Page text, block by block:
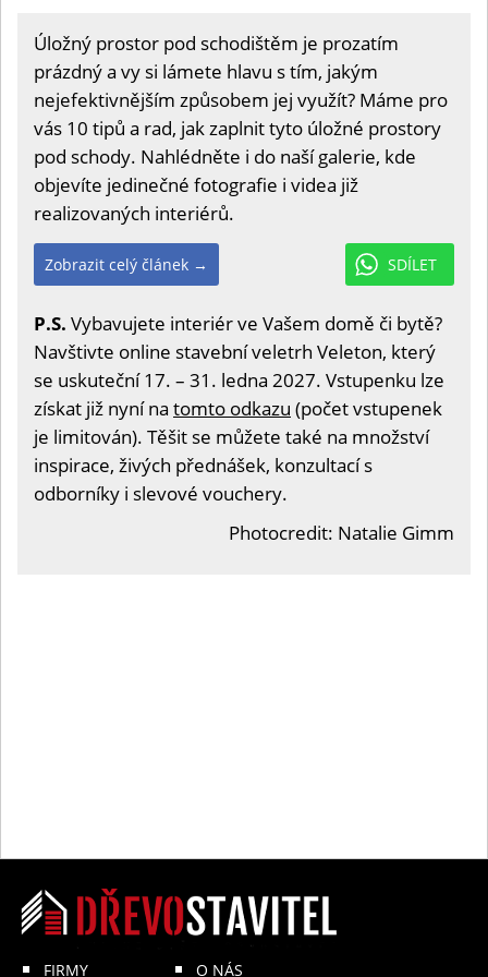
Úložný prostor pod schodištěm je prozatím
prázdný a vy si lámete hlavu s tím, jakým
nejefektivnějším způsobem jej využít? Máme pro
vás 10 tipů a rad, jak zaplnit tyto úložné prostory
pod schody. Nahlédněte i do naší galerie, kde
objevíte jedinečné fotografie i videa již
realizovaných interiérů.
SDÍLET
Zobrazit celý článek →
P.S. Vybavujete interiér ve Vašem domě či bytě?
Navštivte online stavební veletrh Veleton, který
se uskuteční 17. – 31. ledna 2027. Vstupenku lze
získat již nyní na tomto odkazu (počet vstupenek
je limitován). Těšit se můžete také na množství
inspirace, živých přednášek, konzultací s
odborníky i slevové vouchery.
Photocredit: Natalie Gimm
FIRMY O NÁS